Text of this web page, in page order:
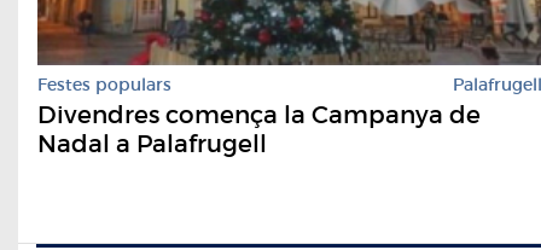
Festes populars Palafrugell
Divendres comença la Campanya de
Nadal a Palafrugell